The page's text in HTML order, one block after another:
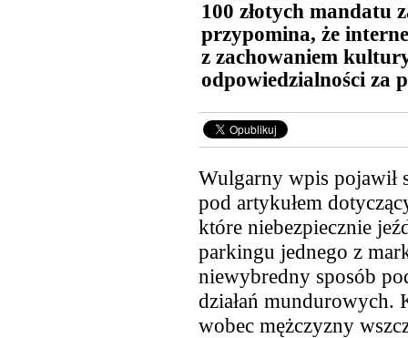
100 złotych mandatu
przypomina, że
z zachowaniem
odpowiedzialności za
Wulgarny wpis pojawił
pod artykułem
które niebezpiecznie
parkingu jednego z
niewybredny sposób
działań mundurowych.
wobec mężczyzny